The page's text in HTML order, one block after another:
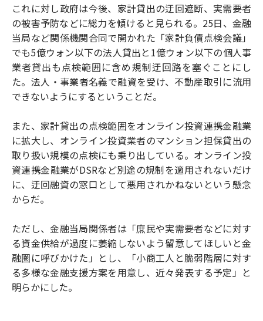
これに対し政府は今後、家計貸出の迂回遮断、実需要者
の被害予防などに総力を傾けると見られる。25日、金融
当局など関係機関合同で開かれた「家計負債点検会議」
でも5億ウォン以下の法人貸出と1億ウォン以下の個人事
業者貸出も点検範囲に含め規制迂回路を塞ぐことにし
た。法人・事業者名義で融資を受け、不動産取引に流用
できないようにするということだ。
また、家計貸出の点検範囲をオンライン投資連携金融業
に拡大し、オンライン投資業者のマンション担保貸出の
取り扱い規模の点検にも乗り出している。オンライン投
資連携金融業がDSRなど別途の規制を適用されないだけ
に、迂回融資の窓口として悪用されかねないという懸念
からだ。
ただし、金融当局関係者は「庶民や実需要者などに対す
る資金供給が過度に萎縮しないよう留意してほしいと金
融圏に呼びかけた」とし、「小商工人と脆弱階層に対す
る多様な金融支援方案を用意し、近々発表する予定」と
明らかにした。